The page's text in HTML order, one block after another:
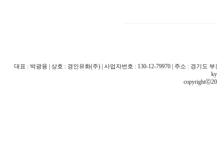
대표 : 박광용 | 상호 : 경인유화(주) | 사업자번호 : 130-12-79970 | 주소 : 경기도